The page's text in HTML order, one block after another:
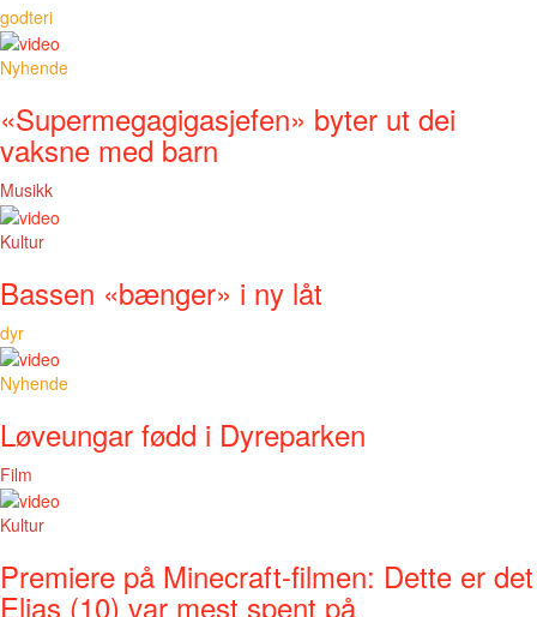
godteri
Nyhende
«Supermegagigasjefen» byter ut dei
vaksne med barn
Musikk
Kultur
Bassen «bænger» i ny låt
dyr
Nyhende
Løveungar fødd i Dyreparken
Film
Kultur
Premiere på Minecraft-filmen: Dette er det
Elias (10) var mest spent på